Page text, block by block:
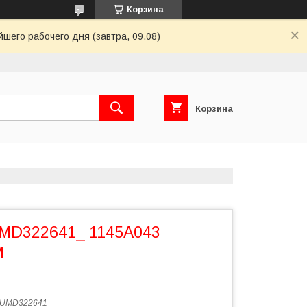
Корзина
рабочего дня (завтра, 09.08)
Корзина
1145A043